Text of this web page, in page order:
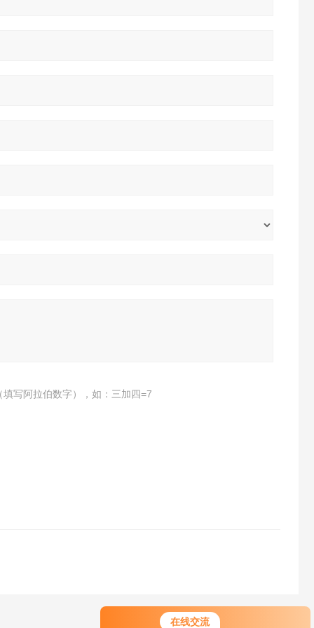
在线交流
写阿拉伯数字），如：三加四=7